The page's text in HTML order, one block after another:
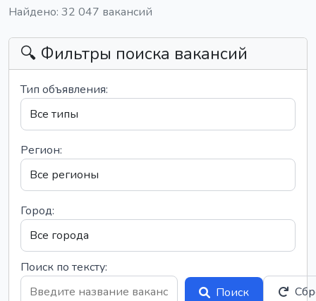
Найдено: 32 047 вакансий
🔍 Фильтры поиска вакансий
Тип объявления:
Регион:
Город:
Поиск по тексту:
Поиск